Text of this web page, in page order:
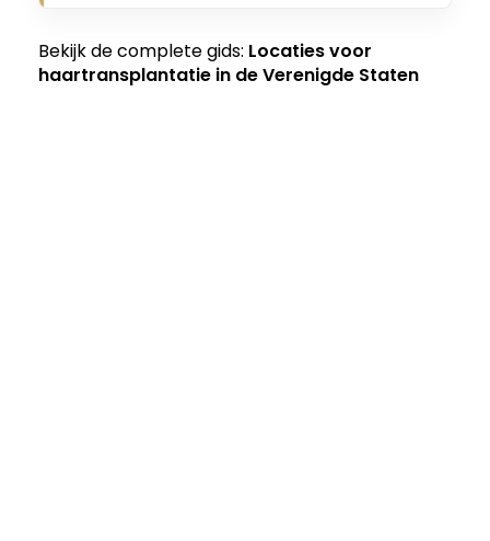
Bekijk de complete gids: Locaties voor
haartransplantatie in de Verenigde Staten